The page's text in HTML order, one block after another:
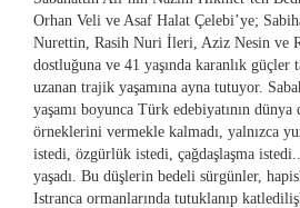
Orhan Veli ve Asaf Halat Çelebi’ye;
Nurettin, Rasih Nuri İleri, Aziz Nesin ve
dostluğuna ve 41 yaşında karanlık güçler
uzanan trajik yaşamına ayna tutuyor.
yaşamı boyunca Türk edebiyatının
örneklerini vermekle kalmadı, yalnızca
istedi, özgürlük istedi, çağdaşlaşma
yaşadı. Bu düşlerin bedeli sürgünler,
Istranca ormanlarında tutuklanıp